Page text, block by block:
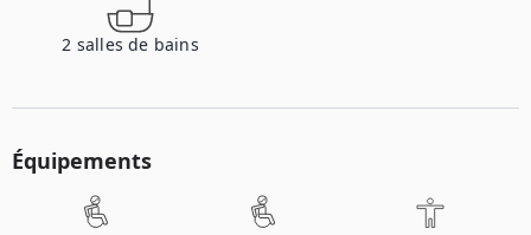
2 salles de bains
Équipements